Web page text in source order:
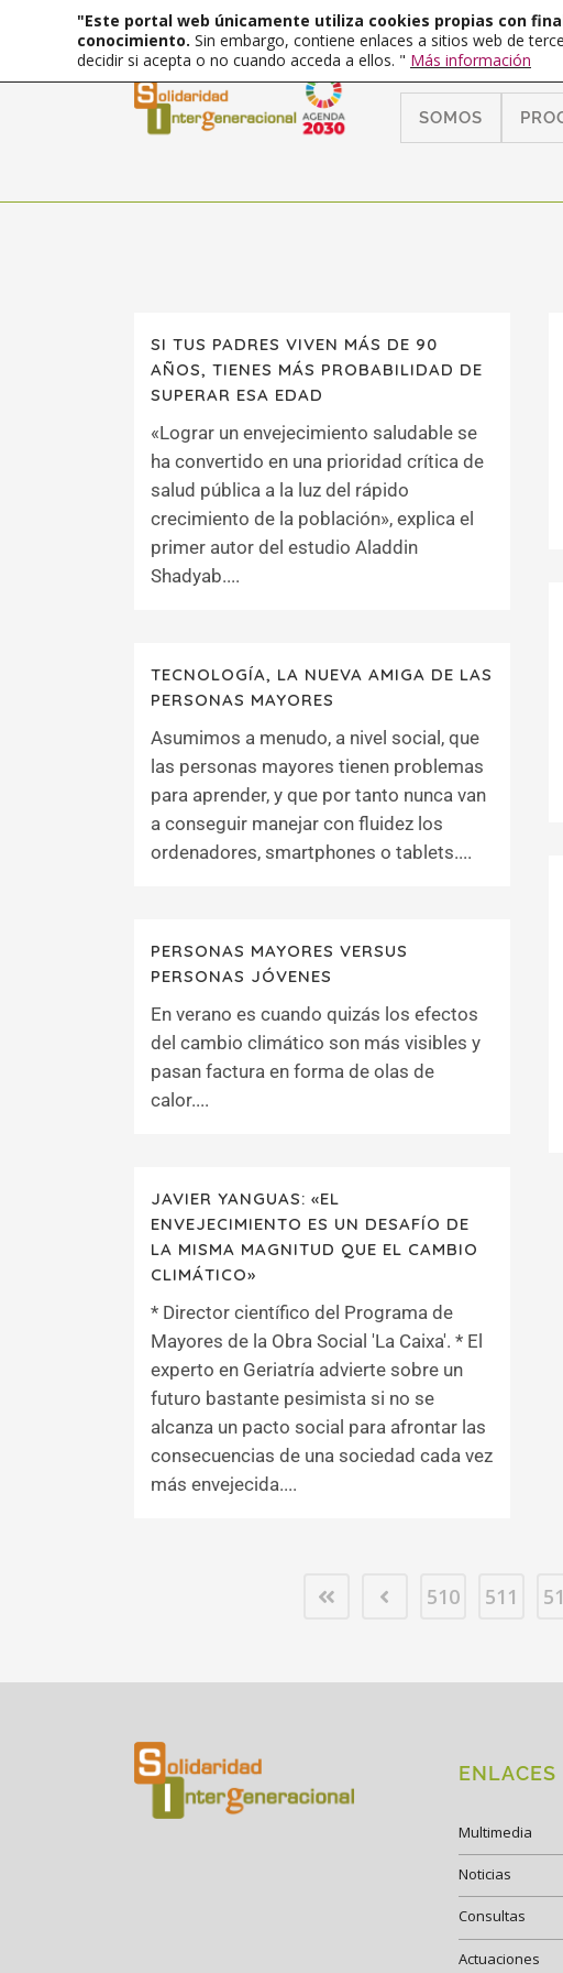
SOMOS
SI TUS PADRES VIVEN MÁS DE 90
AÑOS, TIENES MÁS PROBABILIDAD DE
SUPERAR ESA EDAD
«Lograr un envejecimiento saludable se
ha convertido en una prioridad crítica de
salud pública a la luz del rápido
crecimiento de la población», explica el
primer autor del estudio Aladdin
Shadyab....
TECNOLOGÍA, LA NUEVA AMIGA DE LAS
PERSONAS MAYORES
Asumimos a menudo, a nivel social, que
las personas mayores tienen problemas
para aprender, y que por tanto nunca van
a conseguir manejar con fluidez los
ordenadores, smartphones o tablets....
PERSONAS MAYORES VERSUS
PERSONAS JÓVENES
En verano es cuando quizás los efectos
del cambio climático son más visibles y
pasan factura en forma de olas de
calor....
JAVIER YANGUAS: «EL
ENVEJECIMIENTO ES UN DESAFÍO DE
LA MISMA MAGNITUD QUE EL CAMBIO
CLIMÁTICO»
* Director científico del Programa de
Mayores de la Obra Social 'La Caixa'. * El
experto en Geriatría advierte sobre un
futuro bastante pesimista si no se
alcanza un pacto social para afrontar las
consecuencias de una sociedad cada vez
más envejecida....
510 511
ENLACES
Multimedia
Noticias
Consultas
Actuaciones
"Este portal web únicamente utiliza cookies propias con
conocimiento. Sin embargo, contiene enlaces a sitios web de
decidir si acepta o no cuando acceda a ellos. " Más información